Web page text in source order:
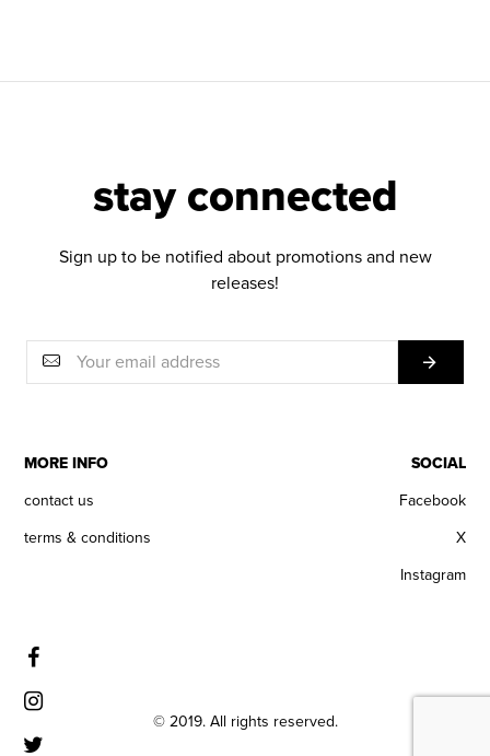
stay connected
Sign up to be notified about promotions and new
releases!
MORE INFO
contact us
terms & conditions
SOCIAL
Facebook
X
Instagram
© 2019. All rights reserved.